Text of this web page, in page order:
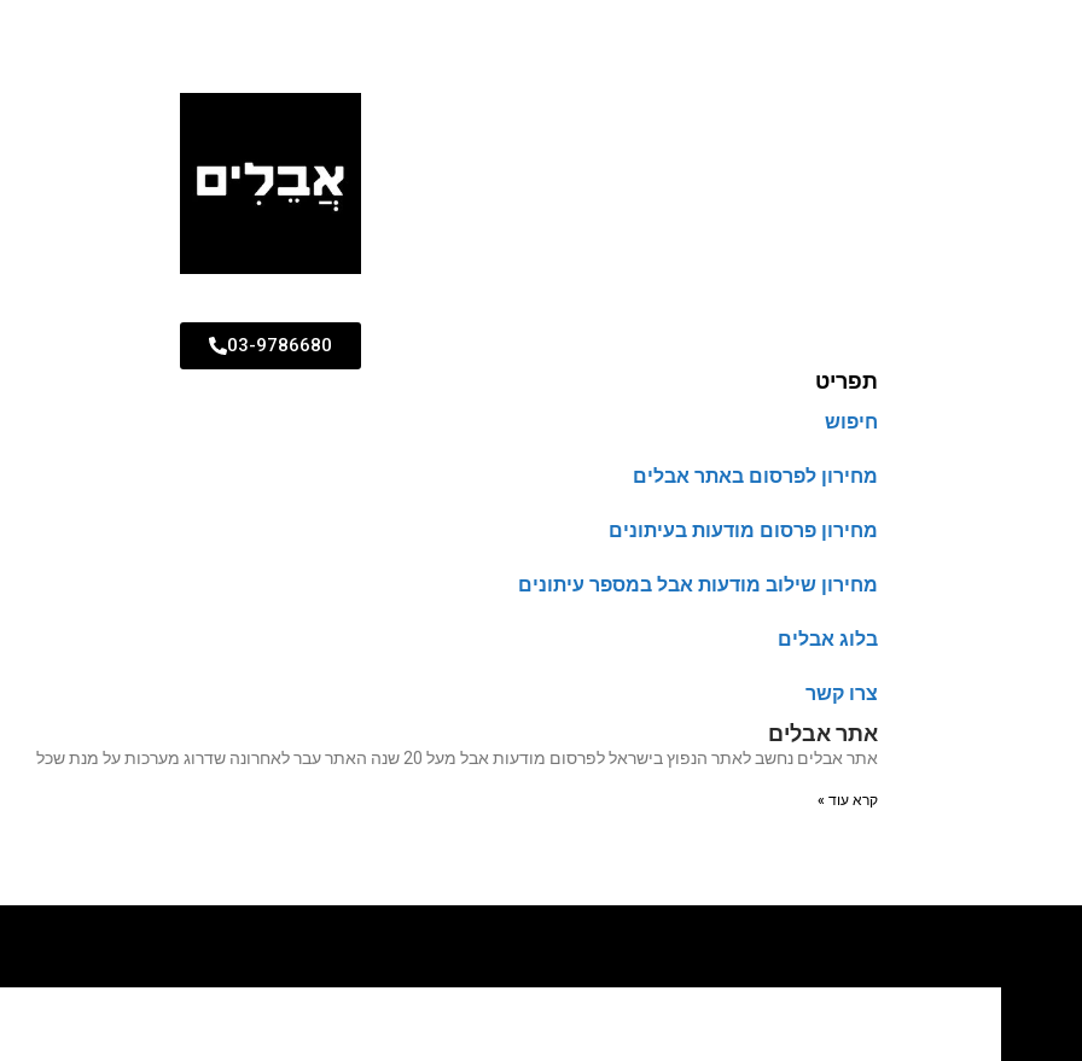
03-9786680
תפריט
חיפוש
מחירון לפרסום באתר אבלים
מחירון פרסום מודעות בעיתונים
מחירון שילוב מודעות אבל במספר עיתונים
בלוג אבלים
צרו קשר
אתר אבלים
אתר אבלים נחשב לאתר הנפוץ בישראל לפרסום מודעות אבל מעל 20 שנה האתר עבר לאחרונה שדרוג מערכות על מנת שכל
קרא עוד »